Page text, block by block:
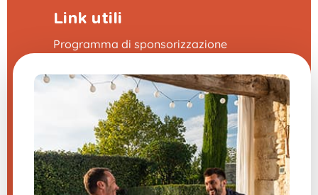
Link utili
Programma di sponsorizzazione
CGV
Note legali
Contattaci
Impostazioni cookie